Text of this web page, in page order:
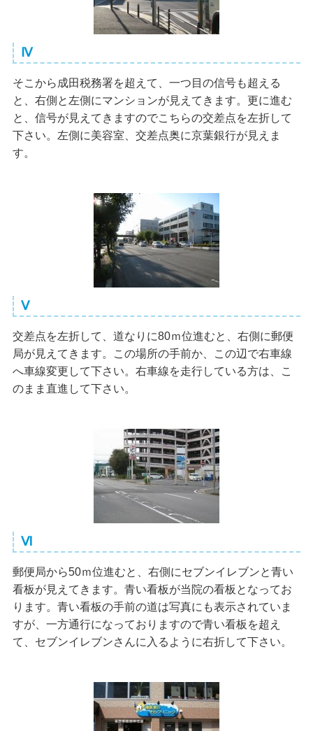
Ⅳ
そこから成田税務署を超えて、一つ目の信号も超える
と、右側と左側にマンションが見えてきます。更に進む
と、信号が見えてきますのでこちらの交差点を左折して
下さい。左側に美容室、交差点奥に京葉銀行が見えま
す。
Ⅴ
交差点を左折して、道なりに80ｍ位進むと、右側に郵便
局が見えてきます。この場所の手前か、この辺で右車線
へ車線変更して下さい。右車線を走行している方は、こ
のまま直進して下さい。
Ⅵ
郵便局から50ｍ位進むと、右側にセブンイレブンと青い
看板が見えてきます。青い看板が当院の看板となってお
ります。青い看板の手前の道は写真にも表示されていま
すが、一方通行になっておりますので青い看板を超え
て、セブンイレブンさんに入るように右折して下さい。